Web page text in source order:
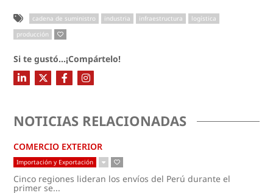
cadena de suministro industria infraestructura
logística
producción
Si te gustó...¡Compártelo!
NOTICIAS RELACIONADAS
COMERCIO EXTERIOR
Importación y Exportación
Cinco regiones lideran los envíos del Perú durante el
primer se...